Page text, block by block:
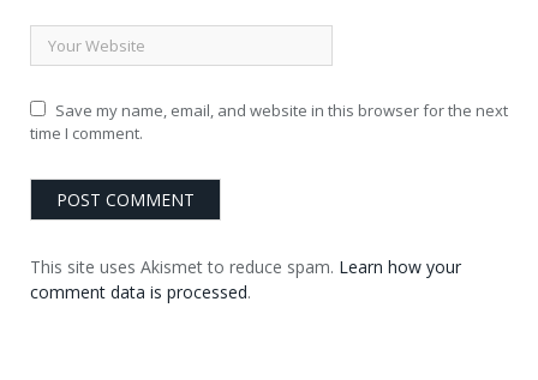
Save my name, email, and website in this browser for the next
time I comment.
This site uses Akismet to reduce spam. Learn how your
comment data is processed.